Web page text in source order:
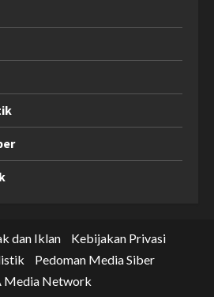
dan Iklan
Kebijakan Privasi
Pedoman Media Siber
Media Network